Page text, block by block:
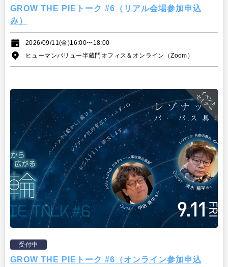
GROW THE PIEトーク #6（リアル会場参加申込
み）
2026/09/11(金)16:00〜18:00
ヒューマンバリュー半蔵門オフィス＆オンライン（Zoom）
イベント
セミナー
受付中
GROW THE PIEトーク #6（オンライン参加申込